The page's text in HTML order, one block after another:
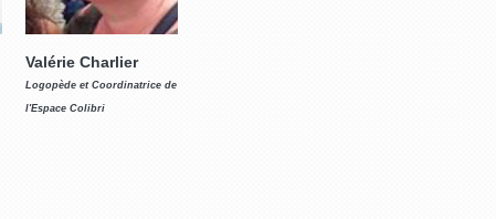
Valérie Charlier
Logopède et Coordinatrice de
l'Espace Colibri